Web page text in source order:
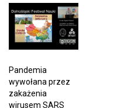
Pandemia
wywołana przez
zakażenia
wirusem SARS